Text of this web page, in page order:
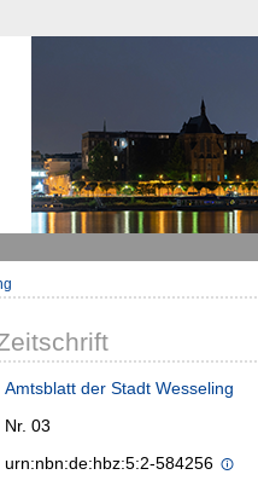
Amtsblatt der Stadt Wesseling
Nr. 03
urn:nbn:de:hbz:5:2-584256